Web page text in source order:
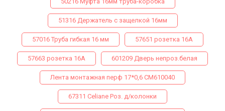
51316 Держатель с защелкой 16мм
57016 Труба гибкая 16 мм 57651 розетка 16А
57663 розетка 16А 601209 Дверь непроз.белая
Лента монтажная перф 17*0,6 СМ610040
67311 Celiane Роз. д/колонки